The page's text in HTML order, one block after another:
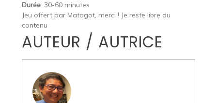
Durée: 30-60 minutes
Jeu offert par Matagot, merci ! Je reste libre du
contenu
AUTEUR / AUTRICE